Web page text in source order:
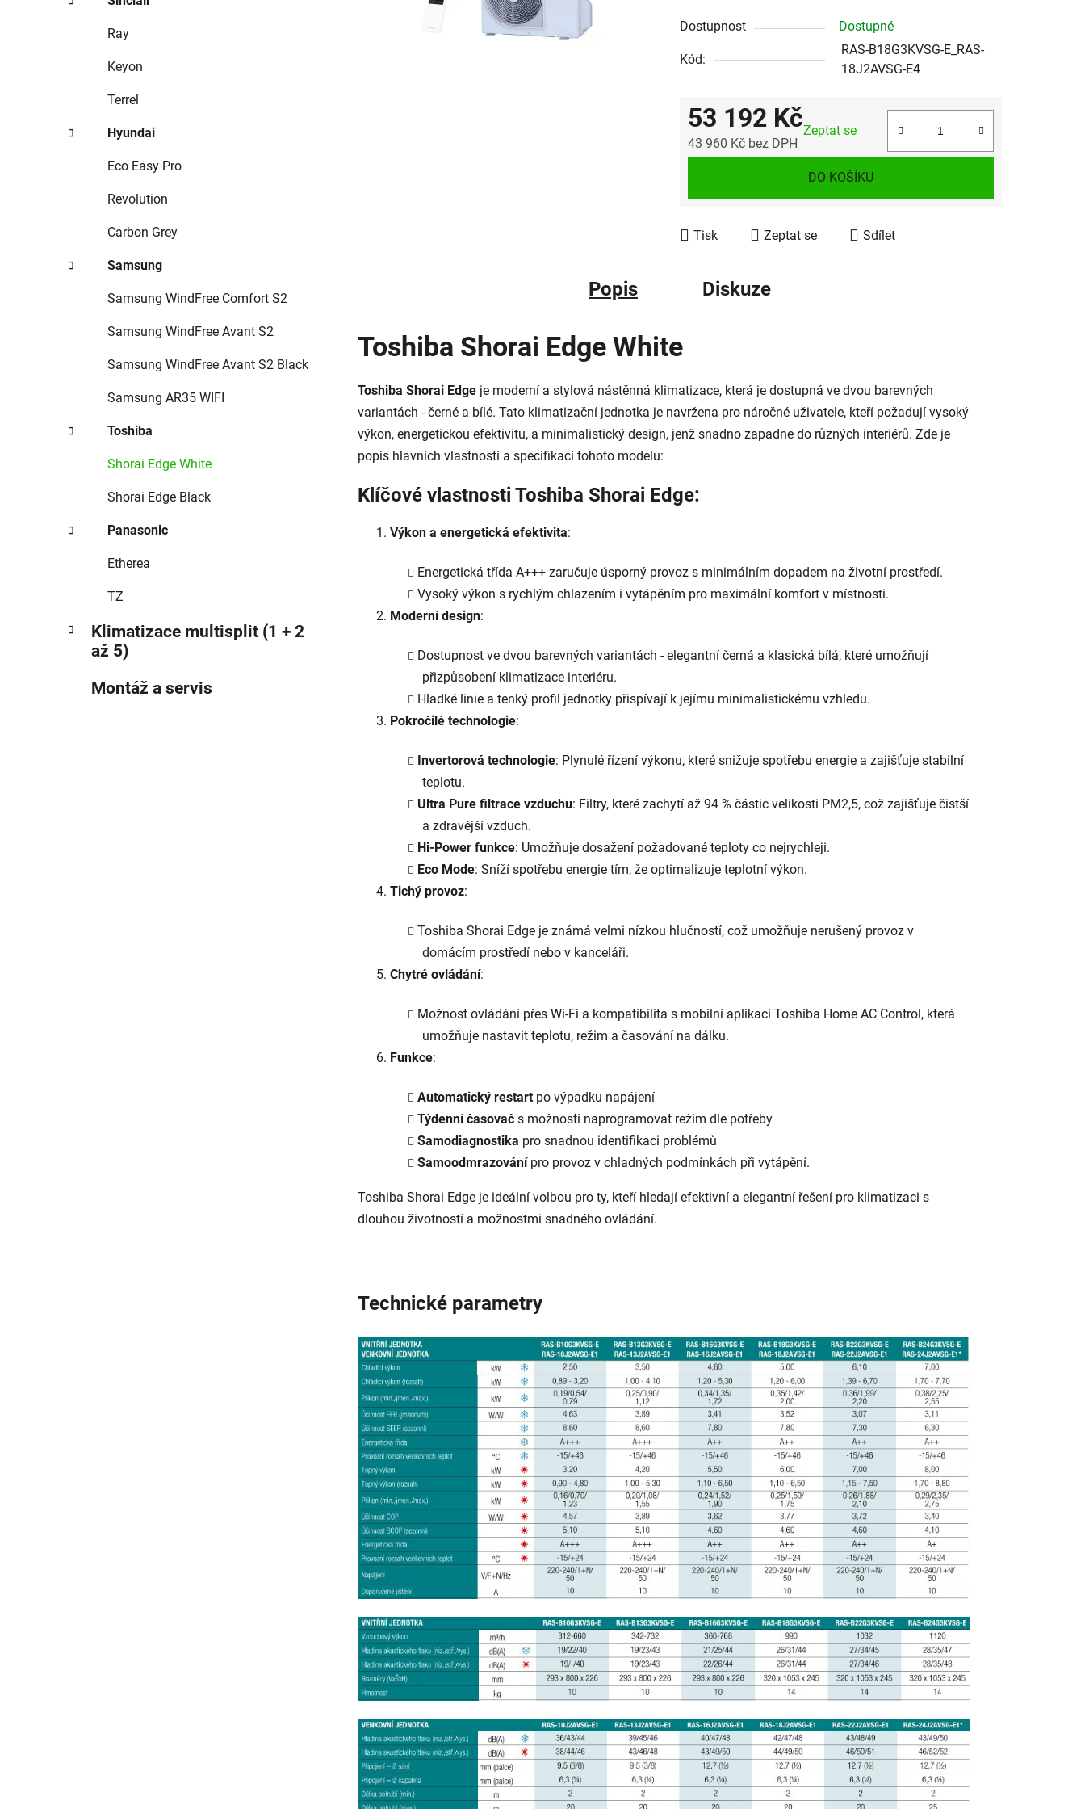
p
Ray
Keyon
Terrel
Hyundai
Eco Easy Pro
Revolution
Carbon Grey
Samsung
Samsung WindFree Comfort S2
Samsung WindFree Avant S2
Samsung WindFree Avant S2 Black
Samsung AR35 WIFI
Toshiba
Shorai Edge White
Shorai Edge Black
Panasonic
Etherea
TZ
Klimatizace multisplit (1 + 2
až 5)
Montáž a servis
Dostupnost Dostupné
Kód:
RAS-B18G3KVSG-E_RAS-
18J2AVSG-E4
53 192 Kč
43 960 Kč bez DPH
Zeptat se
DO KOŠÍKU
Tisk Zeptat se Sdílet
Popis Diskuze
Toshiba Shorai Edge White
Toshiba Shorai Edge je moderní a stylová nástěnná klimatizace, která je dostupná ve dvou barevných
variantách - černé a bílé. Tato klimatizační jednotka je navržena pro náročné uživatele, kteří požadují vysoký
výkon, energetickou efektivitu, a minimalistický design, jenž snadno zapadne do různých interiérů. Zde je
popis hlavních vlastností a specifikací tohoto modelu:
Klíčové vlastnosti Toshiba Shorai Edge:
Výkon a energetická efektivita:
Energetická třída A+++ zaručuje úsporný provoz s minimálním dopadem na životní prostředí.
Vysoký výkon s rychlým chlazením i vytápěním pro maximální komfort v místnosti.
Moderní design:
Dostupnost ve dvou barevných variantách - elegantní černá a klasická bílá, které umožňují
přizpůsobení klimatizace interiéru.
Hladké linie a tenký profil jednotky přispívají k jejímu minimalistickému vzhledu.
Pokročilé technologie:
Invertorová technologie: Plynulé řízení výkonu, které snižuje spotřebu energie a zajišťuje stabilní
teplotu.
Ultra Pure filtrace vzduchu: Filtry, které zachytí až 94 % částic velikosti PM2,5, což zajišťuje čistší
a zdravější vzduch.
Hi-Power funkce: Umožňuje dosažení požadované teploty co nejrychleji.
Eco Mode: Sníží spotřebu energie tím, že optimalizuje teplotní výkon.
Tichý provoz:
Toshiba Shorai Edge je známá velmi nízkou hlučností, což umožňuje nerušený provoz v
domácím prostředí nebo v kanceláři.
Chytré ovládání:
Možnost ovládání přes Wi-Fi a kompatibilita s mobilní aplikací Toshiba Home AC Control, která
umožňuje nastavit teplotu, režim a časování na dálku.
Funkce:
Automatický restart po výpadku napájení
Týdenní časovač s možností naprogramovat režim dle potřeby
Samodiagnostika pro snadnou identifikaci problémů
Samoodmrazování pro provoz v chladných podmínkách při vytápění.
Toshiba Shorai Edge je ideální volbou pro ty, kteří hledají efektivní a elegantní řešení pro klimatizaci s
dlouhou životností a možnostmi snadného ovládání.
Technické parametry